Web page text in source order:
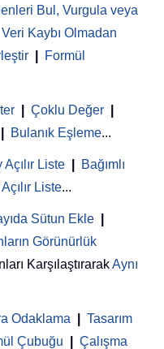
Bul, Vurgula veya
Veri Kaybı Olmadan
Formül
Çoklu Değer
Bulanık Eşleme...
Açılır Liste
Bağımlı
Liste...
Sütun Ekle
Görünürlük
KarşılaştırarakAynı
Odaklama
Tasarım
Çubuğu
Çalışma